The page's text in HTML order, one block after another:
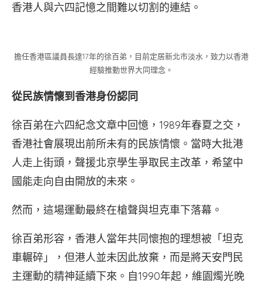
香港人與六四記憶之間難以切割的連結。
擔任香港區議員長達17年的徐百弟，目前定居新北市淡水，致力以香港
經驗推動世界大同理念。
從民族情懷到香港身份認同
徐百弟在六四紀念文章中回憶，1989年春夏之交，
香港社會展現出前所未有的民族情懷。當時大批港
人走上街頭，聲援北京學生爭取民主改革，希望中
國能走向自由開放的未來。
然而，這場運動最終在槍聲與坦克車下落幕。
徐百弟形容，香港人當年共同懷抱的理想被「坦克
車輾碎」，但港人並未因此放棄，而是將天安門民
主運動的精神延續下來。自1990年起，維園燭光晚